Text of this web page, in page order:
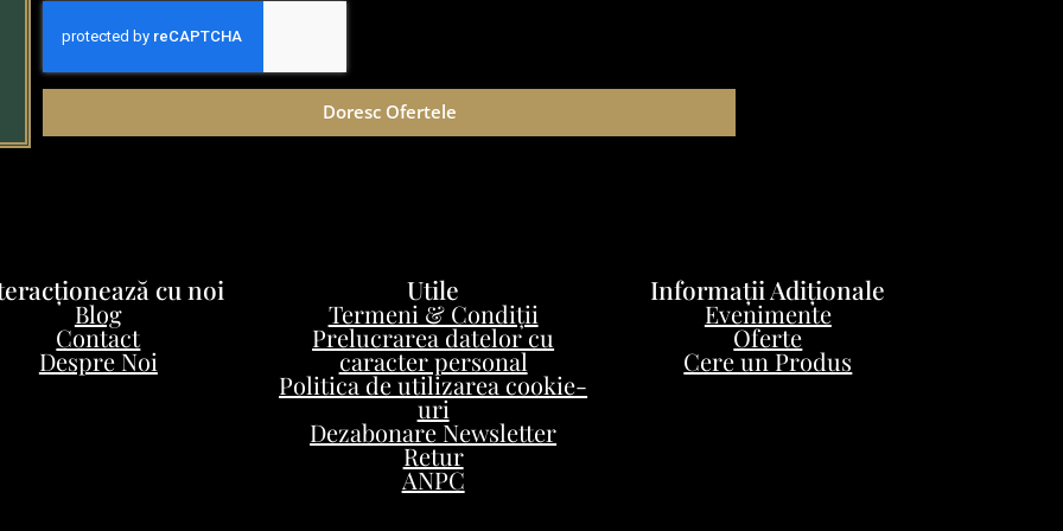
Doresc Ofertele
cu noi
Blog
Contact
Despre Noi
Utile
Termeni & Condiții
Prelucrarea datelor cu
caracter personal
Politica de utilizarea cookie-
uri
Dezabonare Newsletter
Retur
ANPC
Informații Adiționale
Evenimente
Oferte
Cere un Produs